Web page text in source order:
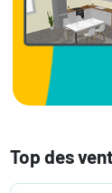
Top des